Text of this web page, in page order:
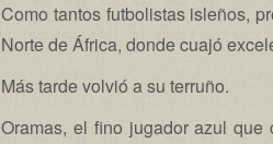
Como tantos futbolistas isleños,
Norte de África, donde cuajó
Más tarde volvió a su terruño.
Oramas, el fino jugador azul